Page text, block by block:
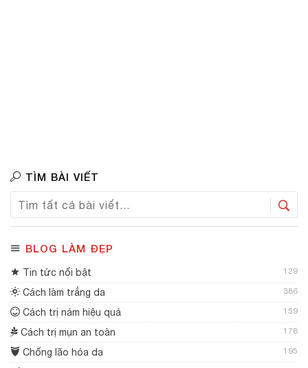
TÌM BÀI VIẾT
BLOG LÀM ĐẸP
Tin tức nổi bật 129
Cách làm trắng da 386
Cách trị nám hiệu quả 159
Cách trị mụn an toàn 178
Chống lão hóa da 195